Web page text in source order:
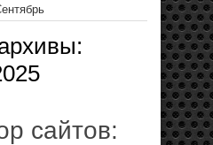
сайтов: